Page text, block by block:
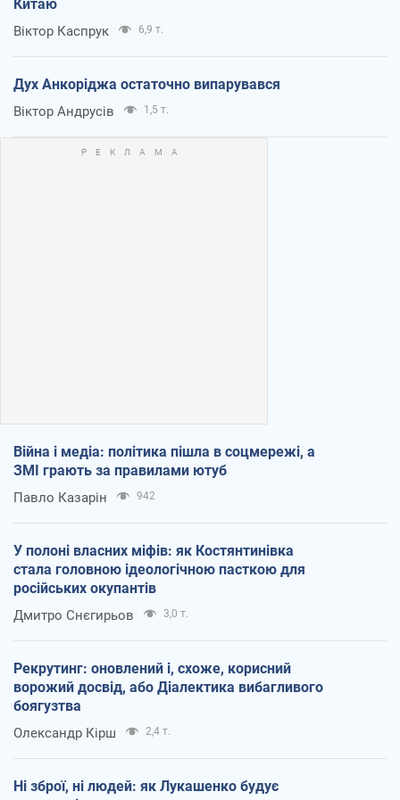
Китаю
Віктор Каспрук 6,9 т.
Дух Анкоріджа остаточно випарувався
Віктор Андрусів 1,5 т.
Війна і медіа: політика пішла в соцмережі, а
ЗМІ грають за правилами ютуб
Павло Казарін 942
У полоні власних міфів: як Костянтинівка
стала головною ідеологічною пасткою для
російських окупантів
Дмитро Снєгирьов 3,0 т.
Рекрутинг: оновлений і, схоже, корисний
ворожий досвід, або Діалектика вибагливого
боягузтва
Олександр Кірш 2,4 т.
Ні зброї, ні людей: як Лукашенко будує